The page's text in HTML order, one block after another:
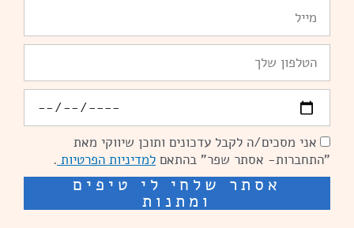
הסכמהאני מסכים/ה לקבל עדכונים ותוכן שיווקי מאת
"התחברות- אסתר שפר" בהתאם למדיניות הפרטיות .
אסתר שלחי לי טיפים
ומתנות